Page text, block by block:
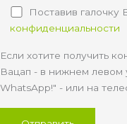
Поставив галочку
конфиденциальности
Если хотите получить
Вацап - в нижнем левом
WhatsApp!" - или на